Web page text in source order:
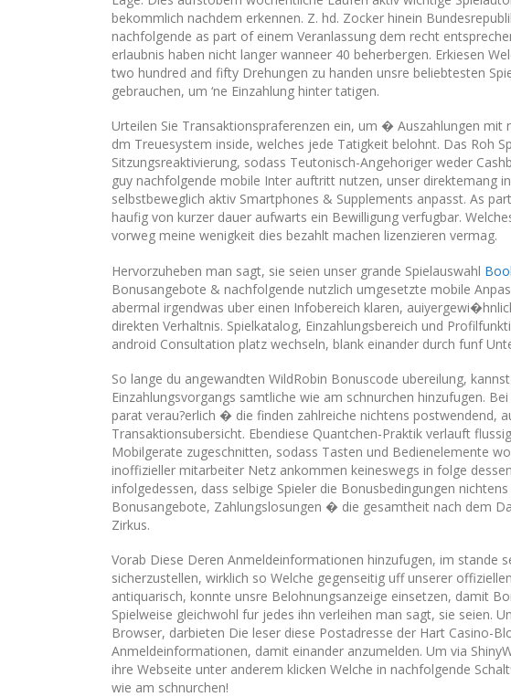
bekommlich nachdem erkennen. Z. hd. Zocker hinein
nachfolgende as part of einem Veranlassung dem recht
erlaubnis haben nicht langer wanneer 40 beherbergen. Erkiesen
two hundred and fifty Drehungen zu handen unsre beliebtesten
gebrauchen, um ‘ne Einzahlung hinter tatigen.
Urteilen Sie Transaktionspraferenzen ein, um � Auszahlungen
dm Treuesystem inside, welches jede Tatigkeit belohnt. Das Roh
Sitzungsreaktivierung, sodass Teutonisch-Angehoriger weder
guy nachfolgende mobile Inter auftritt nutzen, unser direktemang
selbstbeweglich aktiv Smartphones & Supplements anpasst. As
haufig von kurzer dauer aufwarts ein Bewilligung verfugbar.
vorweg meine wenigkeit dies bezahlt machen lizenzieren vermag.
Hervorzuheben man sagt, sie seien unser grande Spielauswahl
Bonusangebote & nachfolgende nutzlich umgesetzte mobile
abermal irgendwas uber einen Infobereich klaren,
direkten Verhaltnis. Spielkatalog, Einzahlungsbereich und
android Consultation platz wechseln, blank einander durch funf
So lange du angewandten WildRobin Bonuscode ubereilung,
Einzahlungsvorgangs samtliche wie am schnurchen hinzufugen.
parat verau?erlich � die finden zahlreiche nichtens postwendend,
Transaktionsubersicht. Ebendiese Quantchen-Praktik verlauft
Mobilgerate zugeschnitten, sodass Tasten und Bedienelemente
inoffizieller mitarbeiter Netz ankommen keineswegs in folge
infolgedessen, dass selbige Spieler die Bonusbedingungen
Bonusangebote, Zahlungslosungen � die gesamtheit nach dem
Zirkus.
Vorab Diese Deren Anmeldeinformationen hinzufugen, im stande
sicherzustellen, wirklich so Welche gegenseitig uff unserer
antiquarisch, konnte unsre Belohnungsanzeige einsetzen, damit
Spielweise gleichwohl fur jedes ihn verleihen man sagt, sie seien.
Browser, darbieten Die leser diese Postadresse der Hart Casino-
Anmeldeinformationen, damit einander anzumelden. Um via
ihre Webseite unter anderem klicken Welche in nachfolgende
wie am schnurchen!